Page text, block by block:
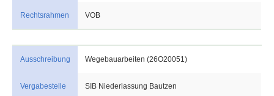
Rechtsrahmen VOB
Ausschreibung Wegebauarbeiten (26O20051)
Vergabestelle SIB Niederlassung Bautzen